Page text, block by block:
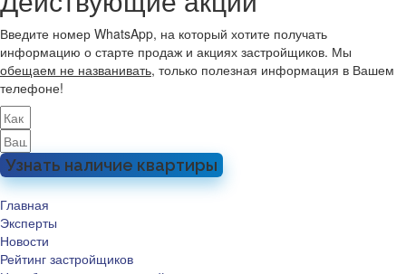
Введите номер WhatsApp, на который хотите получать
информацию о старте продаж и акциях застройщиков. Мы
обещаем не названивать, только полезная информация в Вашем
телефоне!
Узнать наличие квартиры
Главная
Эксперты
Новости
Рейтинг застройщиков